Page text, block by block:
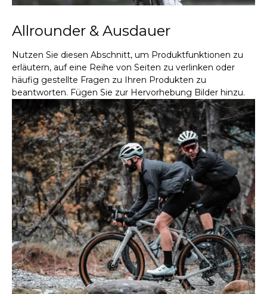
Allrounder & Ausdauer
Nutzen Sie diesen Abschnitt, um Produktfunktionen zu
erläutern, auf eine Reihe von Seiten zu verlinken oder
häufig gestellte Fragen zu Ihren Produkten zu
beantworten. Fügen Sie zur Hervorhebung Bilder hinzu.